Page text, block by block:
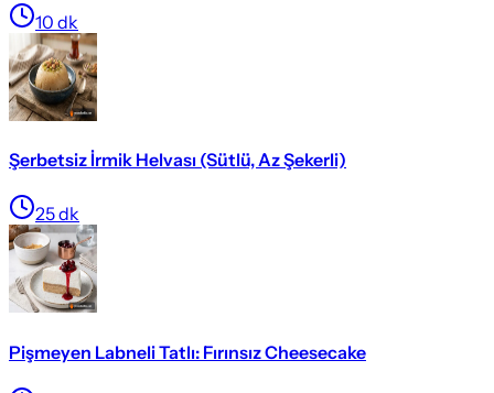
10 dk
Şerbetsiz İrmik Helvası (Sütlü, Az Şekerli)
25dk
Pişmeyen Labneli Tatlı: Fırınsız Cheesecake